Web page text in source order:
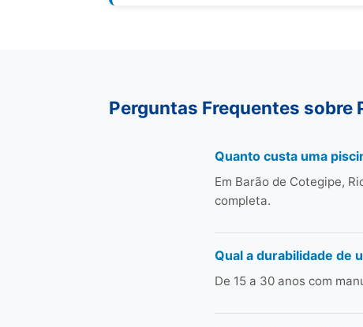
Perguntas Frequentes sobre
Quanto custa uma
Em Barão de Cotegipe,
completa.
Qual a durabilidade de
De 15 a 30 anos com